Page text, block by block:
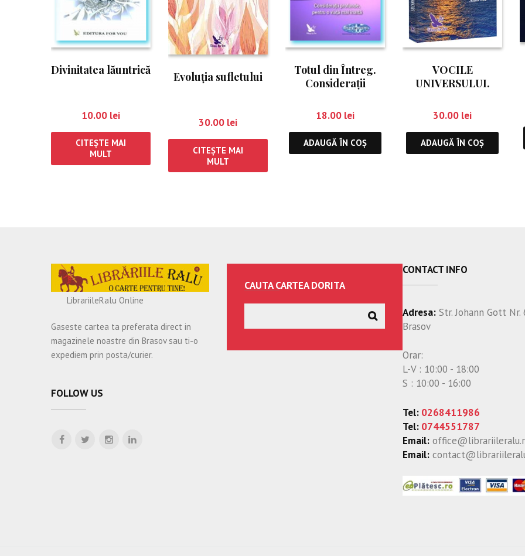
Divinitatea lăuntrică
10.00 lei
CITEȘTE MAI
MULT
Evoluţia sufletului
30.00 lei
CITEȘTE MAI
MULT
Totul din Întreg.
Consideraţii
viaţă mai înaltă
18.00 lei
ADAUGĂ ÎN COȘ
VOCILE
UNIVERSULUI.
INFLUENȚEAZĂ
UNIVERSUL. FIE CA
IUBIREA SĂ O
CĂLĂUZEASCĂ!
30.00 lei
ADAUGĂ ÎN COȘ
LibrariileRalu Online
Gaseste cartea ta preferata direct in
magazinele noastre din Brasov sau ti-o
expediem prin posta/curier.
FOLLOW US
CAUTA CARTEA DORITA
CONTACT INFO
Adresa: Str. Johann Gott Nr.
Brasov
Orar:
L-V : 10:00 - 18:00
S : 10:00 - 16:00
Tel: 0268411986
Tel: 0744551787
Email:
Email: